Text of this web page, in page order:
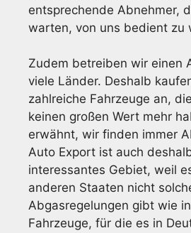
entsprechende Abnehmer,
warten, von uns bedient zu
Zudem betreiben wir einen
viele Länder. Deshalb
zahlreiche Fahrzeuge an,
keinen großen Wert mehr
erwähnt, wir finden immer
Auto Export ist auch
interessantes Gebiet, weil
anderen Staaten nicht
Abgasregelungen gibt wie
Fahrzeuge, für die es in